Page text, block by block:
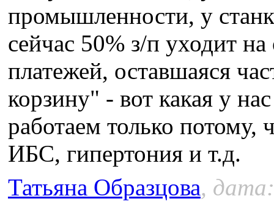
промышленности, у
сейчас 50% з/п уходит
платежей, оставшаяся
корзину" - вот какая у
работаем только потому,
ИБС, гипертония и т.д.
Татьяна Образцова,